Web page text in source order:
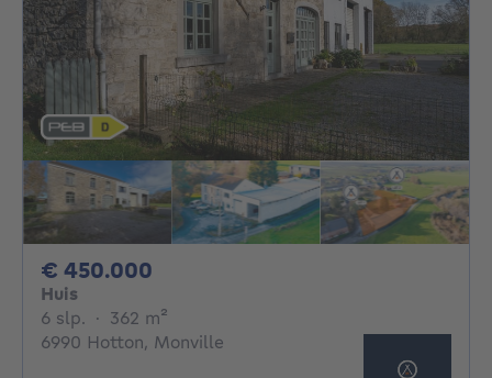
€ 450.000
Huis
6 slp. 6 slaapkamers
· 362 m²
6990 Hotton, Monville